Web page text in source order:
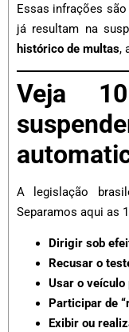
Essas infrações
já resultam na
histórico de multas,
Veja
A legislação
Separamos aqui as
Dirigir sob
Recusar o
Usar o veículo
Participar de
Exibir ou